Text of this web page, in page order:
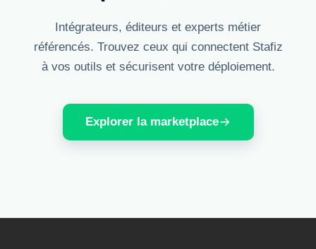
Intégrateurs, éditeurs et experts métier
référencés. Trouvez ceux qui connectent Stafiz
à vos outils et sécurisent votre déploiement.
Explorer la marketplace